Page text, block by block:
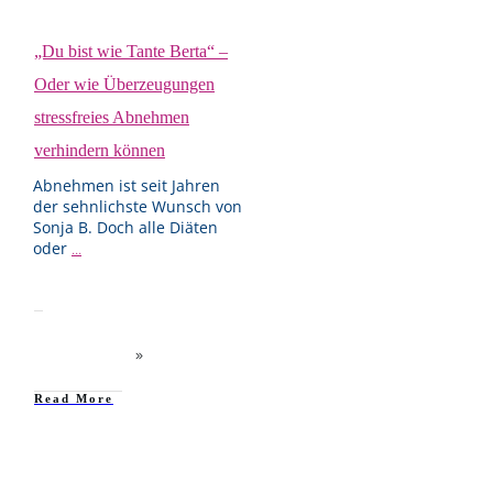
„Du bist wie Tante Berta“ –
Oder wie Überzeugungen
stressfreies Abnehmen
verhindern können
Abnehmen ist seit Jahren
der sehnlichste Wunsch von
Sonja B. Doch alle Diäten
oder ...
Read More